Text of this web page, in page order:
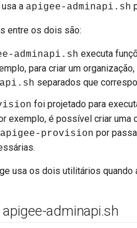
usa a apigee-adminapi.sh
entre os dois são:
adminapi.sh executa
para criar um
separados que
foi projetado para
exemplo, é possível criar uma
apigee-provision por
usa os dois utilitários quando
adminapi.sh